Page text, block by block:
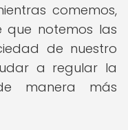
comemos,
notemos las
de nuestro
a regular la
manera más